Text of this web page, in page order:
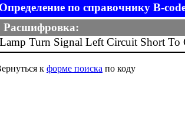
по справочнику B-
Расшифровка:
Lamp Turn Signal Left Circuit Short To
к форме поиска по коду